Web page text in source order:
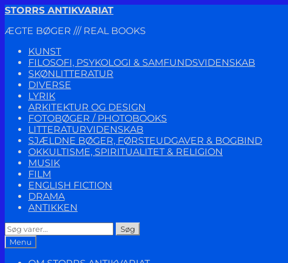
Spring
navigation
Spring
indhold
STORRS ANTIKVARIAT
ÆGTE BØGER /// REAL BOOKS
KUNST
FILOSOFI, PSYKOLOGI & SAMFUNDSVIDENSKAB
SKØNLITTERATUR
DIVERSE
LYRIK
ARKITEKTUR OG DESIGN
FOTOBØGER / PHOTOBOOKS
LITTERATURVIDENSKAB
SJÆLDNE BØGER, FØRSTEUDGAVER & BOGBIND
OKKULTISME, SPIRITUALITET & RELIGION
MUSIK
FILM
ENGLISH FICTION
DRAMA
ANTIKKEN
Søg
efter:
Søg
Menu